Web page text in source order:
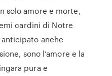
solo amore e morte,
cardini di Notre
anche
sono l’amore e la
pura e